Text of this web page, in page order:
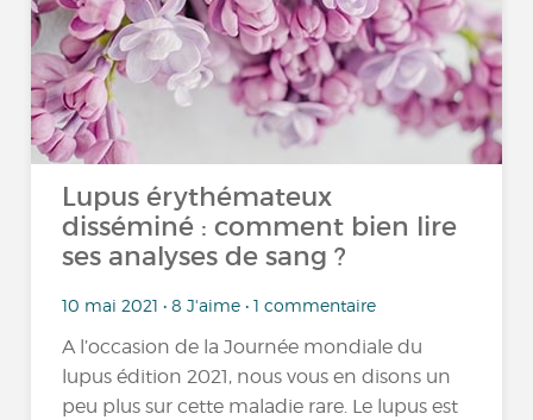
Lupus érythémateux
disséminé : comment bien lire
ses analyses de sang ?
10 mai 2021 • 8 J'aime • 1 commentaire
A l’occasion de la Journée mondiale du
lupus édition 2021, nous vous en disons un
peu plus sur cette maladie rare. Le lupus est